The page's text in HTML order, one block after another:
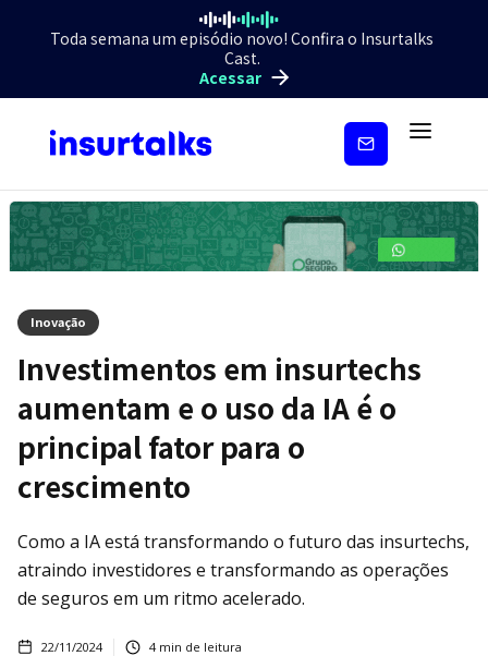
Toda semana um episódio novo! Confira o Insurtalks
Cast.
Acessar
Inscreva-
Inovação
Investimentos em insurtechs
aumentam e o uso da IA é o
principal fator para o
crescimento
Como a IA está transformando o futuro das insurtechs,
atraindo investidores e transformando as operações
de seguros em um ritmo acelerado.
22/11/2024 4min de leitura